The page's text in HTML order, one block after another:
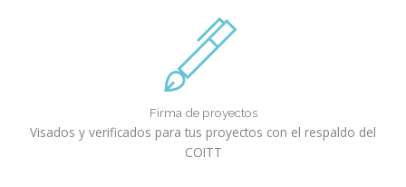
Firma de proyectos
Visados y verificados para tus proyectos con el respaldo del
COITT